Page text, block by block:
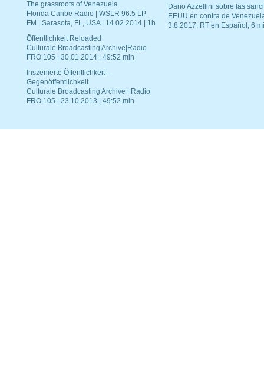
The grassroots of Venezuela
Florida Caribe Radio | WSLR 96.5 LP
FM | Sarasota, FL, USA | 14.02.2014 | 1h
Öffentlichkeit Reloaded
Culturale Broadcasting Archive|Radio
FRO 105 | 30.01.2014 | 49:52 min
Inszenierte Öffentlichkeit –
Gegenöffentlichkeit
Culturale Broadcasting Archive | Radio
FRO 105 | 23.10.2013 | 49:52 min
Dario Azzellini sobre las
EEUU en contra de
3.8.2017, RT en Español, 6